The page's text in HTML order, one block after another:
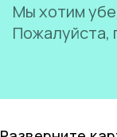
Мы хотим
Пожалуйста,